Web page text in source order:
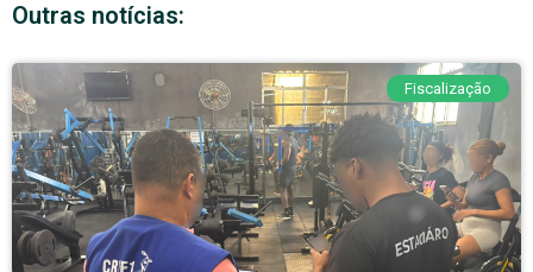
Outras notícias:
Fiscalização